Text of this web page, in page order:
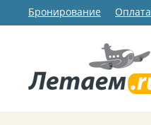
Бронирование Оплата